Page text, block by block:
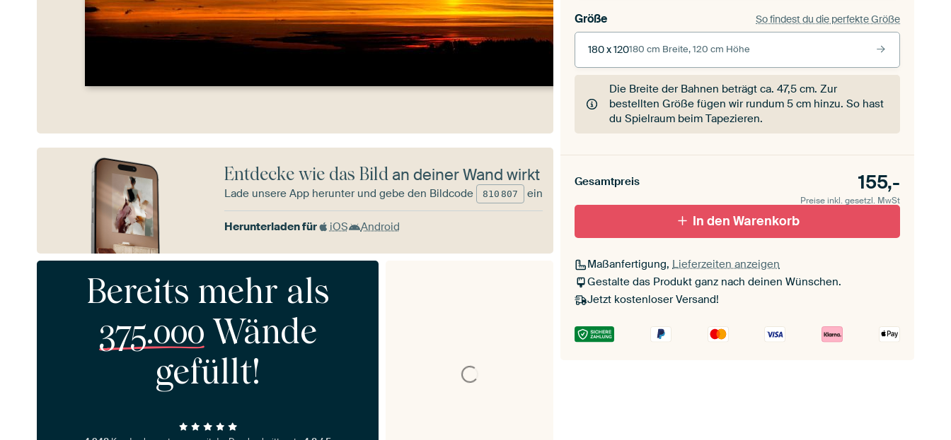
Größe So findest du die perfekte Größe
180 x 120180 cm Breite, 120 cm Höhe
Die Breite der Bahnen beträgt ca.47,5 cm. Zur
bestellten Größe fügen wir rundum 5 cm hinzu. So hast
du Spielraum beim Tapezieren.
Gesamtpreis 155,-
Preise inkl. gesetzl. MwSt
In den Warenkorb
Maßanfertigung, Lieferzeiten anzeigen
Gestalte das Produkt ganz nach deinen Wünschen.
Jetzt kostenloser Versand!
Entdecke wie das Bildan deiner Wand wirkt
Lade unsere App herunter und gebe den Bildcode 810 807 ein
Herunterladen für iOS Android
Bereits mehr als
375.000 Wände
gefüllt!